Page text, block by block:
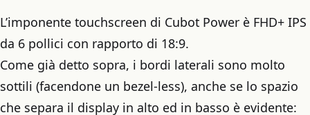
L’imponente touchscreen di Cubot Power è FHD+ IPS
da 6 pollici con rapporto di 18:9.
Come già detto sopra, i bordi laterali sono molto
sottili (facendone un bezel-less), anche se lo spazio
che separa il display in alto ed in basso è evidente: